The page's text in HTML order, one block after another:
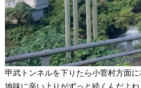
甲武トンネルを下りたら小菅村方面
地味に辛い上りがずっと続くんだよね